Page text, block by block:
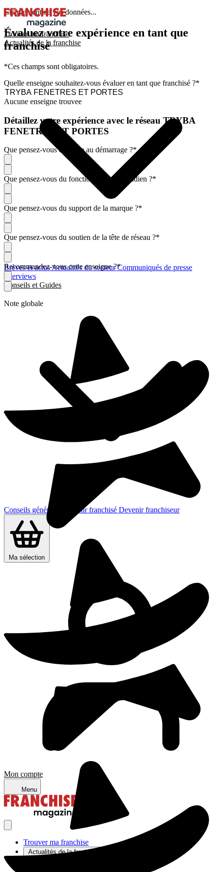
Trouver ma franchise
Actualités de la franchise
Brèves et actusActualités du secteurCommuniqués de presse
Interviews
Conseils et Guides
Conseils généraux Devenir franchisé Devenir franchiseur
Ma sélection
Mon compte
Menu
Trouver ma franchise
Actualités de la franchise
Chargement de vos données...
Évaluez votre expérience en tant que
franchisé
*Ces champs sont obligatoires.
Quelle enseigne souhaitez-vous évaluer en tant que franchisé ?*
Aucune enseigne trouvee
Détaillez votre expérience avec le réseau TRYBA
FENETRES ET PORTES
Que pensez-vous de l'aide au démarrage ?*
Que pensez-vous du fonctionnement quotidien ?*
Que pensez-vous du support de la marque ?*
Que pensez-vous du soutien de la tête de réseau ?*
Recommandez-vous cette enseigne ?*
Note globale